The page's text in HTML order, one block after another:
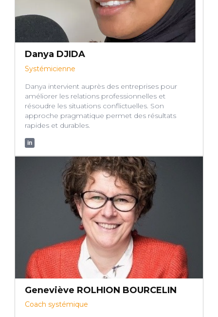
Danya DJIDA
Systémicienne
Danya intervient auprès des entreprises pour
améliorer les relations professionnelles et
résoudre les situations conflictuelles. Son
approche pragmatique permet des résultats
rapides et durables.
in
Geneviève ROLHION BOURCELIN
Coach systémique